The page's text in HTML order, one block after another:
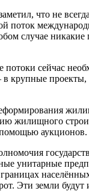
что не
поток
случае
сейчас
крупные
жилищного
помощью аукционов.
унитарные
Эти земли будут